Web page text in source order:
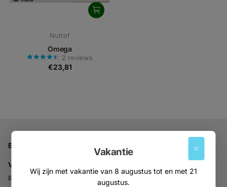
Vakantie
Wij zijn met vakantie van 8 augustus tot en met 21
augustus.
Nutrof
Omega
2 reviews
€23,81
Bedrijfsgegevens
Vitabron
Ravelijn 52